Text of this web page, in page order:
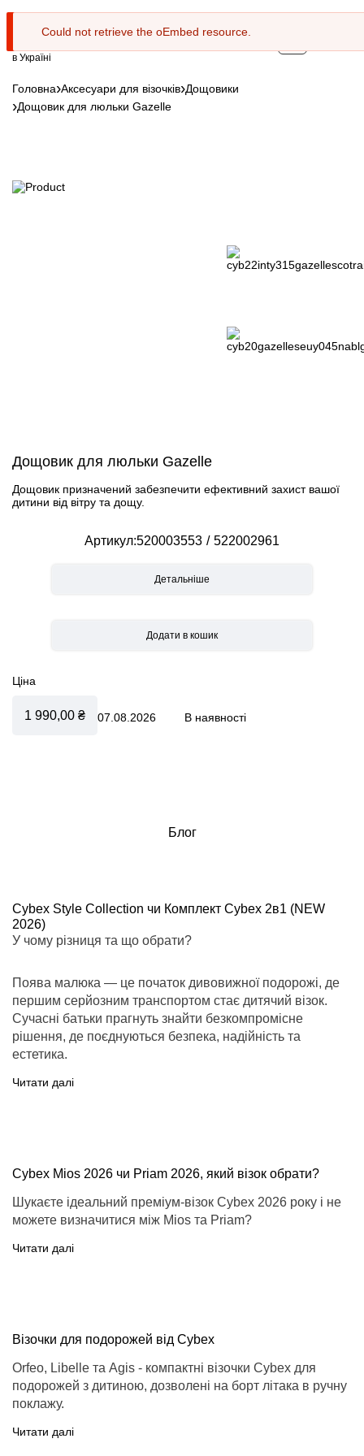
основного
Ексклюзивний
в Україні
навіґації
Головна Аксесуари для візочків Дощовики
Дощовик для люльки Gazelle
Повідомлення
про
помилку
Could not retrieve the oEmbed resource.
Дощовик для люльки Gazelle
Дощовик призначений забезпечити ефективний захист вашої
дитини від вітру та дощу.
Артикул 520003553 522002961
Детальніше
Ціна
1 990,00 ₴ 07.08.2026 В наявності
Блог
Cybex Style Collection чи Комплект Cybex 2в1 (NEW
2026)
У чому різниця та що обрати?
Поява малюка — це початок дивовижної подорожі, де
першим серйозним транспортом стає дитячий візок.
Сучасні батьки прагнуть знайти безкомпромісне
рішення, де поєднуються безпека, надійність та
естетика.
Читати далі
Cybex Mios 2026 чи Priam 2026, який візок обрати?
Шукаєте ідеальний преміум-візок Cybex 2026 року і не
можете визначитися між Mios та Priam?
Читати далі
Візочки для подорожей від Cybex
Orfeo, Libelle та Agis - компактні візочки Cybex для
подорожей з дитиною, дозволені на борт літака в ручну
поклажу.
Читати далі